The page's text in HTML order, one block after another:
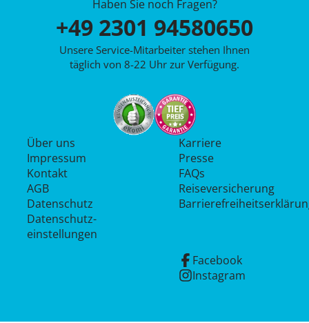
Haben Sie noch Fragen?
+49 2301 94580650
Unsere Service-Mitarbeiter stehen Ihnen
täglich von 8-22 Uhr zur Verfügung.
Über uns
Impressum
Kontakt
AGB
Datenschutz
Datenschutz­
einstellungen
Karriere
Presse
FAQs
Reiseversicherung
Facebook
Instagram